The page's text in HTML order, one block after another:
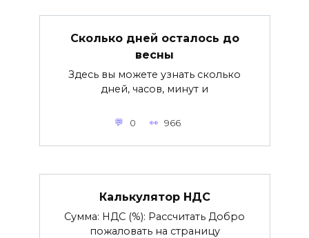
Сколько дней осталось до
весны
Здесь вы можете узнать сколько
дней, часов, минут и
0 966
Калькулятор НДС
Сумма: НДС (%): Рассчитать Добро
пожаловать на страницу